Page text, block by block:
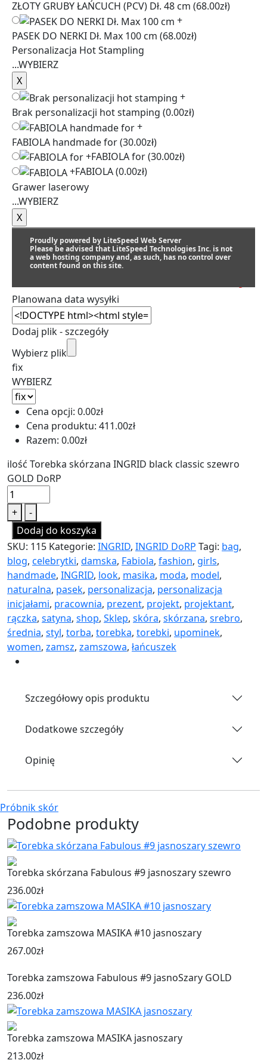
ZŁOTY GRUBY ŁAŃCUCH (PCV) Dł. 48 cm (68.00zł)
+
PASEK DO NERKI Dł. Max 100 cm (68.00zł)
Personalizacja Hot Stampling
...WYBIERZ
+
Brak personalizacji hot stamping (0.00zł)
+
FABIOLA handmade for(30.00zł)
+FABIOLA for(30.00zł)
+FABIOLA(0.00zł)
Grawer laserowy
...WYBIERZ
Brak graweru laserowego(0.00zł)
+Grawer (49.00zł)
Proudly powered by LiteSpeed Web Server
Please be advised that LiteSpeed Technologies Inc. is not
a web hosting company and, as such, has no control over
content found on this site.
Planowana data wysyłki
Dodaj plik - szczegóły
Wybierz plik
fix
WYBIERZ
Cena opcji: 0.00zł
Cena produktu: 411.00zł
Razem: 0.00zł
ilość Torebka skórzana INGRID black classic szewro
GOLD DoRP
+
-
Dodaj do koszyka
SKU: 115 Kategorie: INGRID, INGRID DoRP Tagi: bag,
blog, celebrytki, damska, Fabiola, fashion, girls‬,
handmade, INGRID, look, masika, moda, model,
naturalna, pasek, personalizacja, personalizacja
inicjałami, pracownia, prezent, projekt, projektant,
rączka, satyna‬, shop‬‪, Sklep, skóra, skórzana, srebro,
średnia, styl‬, torba, torebka, torebki, upominek,
women, zamsz, zamszowa, łańcuszek
Szczegółowy opis produktu
Dodatkowe szczegóły
Opinię
Próbnik skór
Podobne produkty
Torebka skórzana Fabulous #9 jasnoszary szewro
236.00zł
Torebka zamszowa MASIKA #10 jasnoszary
267.00zł
Torebka zamszowa Fabulous #9 jasnoSzary GOLD
236.00zł
Torebka zamszowa MASIKA jasnoszary
213.00zł